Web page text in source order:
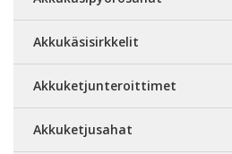
Akkukäsisirkkelit
Akkuketjunteroittimet
Akkuketjusahat